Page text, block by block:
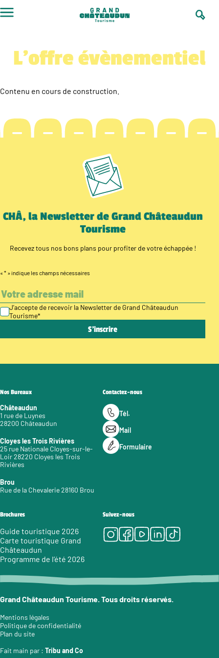
au
L’offre évènementiel
Contenu en cours de construction.
CHÂ, la Newsletter de Grand Châteaudun
Tourisme
Recevez tous nos bons plans pour profiter de votre échappée !
« * » indique les champs nécessaires
J’accepte de recevoir la Newsletter de Grand Châteaudun
Tourisme*
Nos Bureaux
Châteaudun
1 rue de Luynes
28200 Châteaudun
Cloyes les Trois Rivières
25 rue Nationale Cloyes-sur-le-
Loir 28220 Cloyes les Trois
Rivières
Brou
Rue de la Chevalerie 28160 Brou
Contactez-nous
Tél.
Mail
Formulaire
Brochures
Guide touristique 2026
Carte touristique Grand
Châteaudun
Programme de l’été 2026
Suivez-nous
Instagram
Facebook
Youtube
LinkedIn
Tiktok
Grand Châteaudun Tourisme. Tous droits réservés.
Mentions légales
Politique de confidentialité
Plan du site
Fait main par : Tribu and Co